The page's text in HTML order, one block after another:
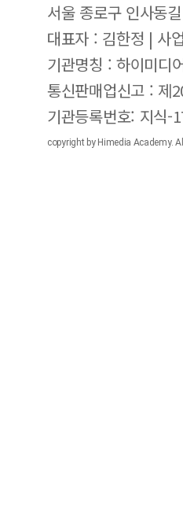
서울 종로구 인사동
대표자 : 김한정 | 사
기관명칭 : 하이미디
통신판매업신고 : 제
기관등록번호: 지식-
copyright by Himedia Academy.